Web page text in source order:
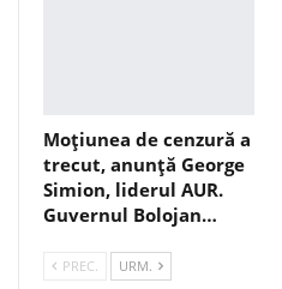
Moțiunea de cenzură a
trecut, anunță George
Simion, liderul AUR.
Guvernul Bolojan…
PREC. URM.